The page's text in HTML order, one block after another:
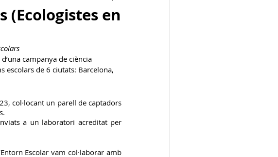
(Ecologistes en
campanya de ciència
escolars de 6 ciutats: Barcelona,
col·locant un parell de captadors
a un laboratori acreditat per
Escolar vam col·laborar amb